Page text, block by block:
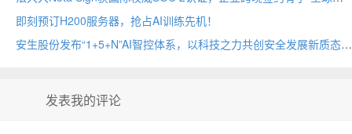
即刻预订H200服务器，抢占AI训练先机！
安生股份发布“1+5+N”AI智控体系，以科技之力共创安全发展新质态
发表我的评论